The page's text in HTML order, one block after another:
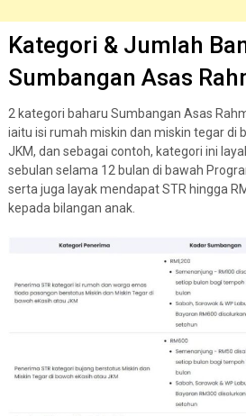
Kategori & Jumlah
Sumbangan Asas
2 kategori baharu Sumbangan Asas
iaitu isi rumah miskin dan miskin tegar di
JKM, dan sebagai contoh, kategori ini
sebulan selama 12 bulan di bawah
serta juga layak mendapat STR hingga
kepada bilangan anak.